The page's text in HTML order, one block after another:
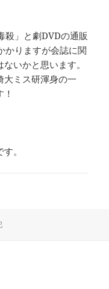
殺」と劇DVDの通販
かりますが会誌に関
いかと思います。
大ミス研渾身の一
。